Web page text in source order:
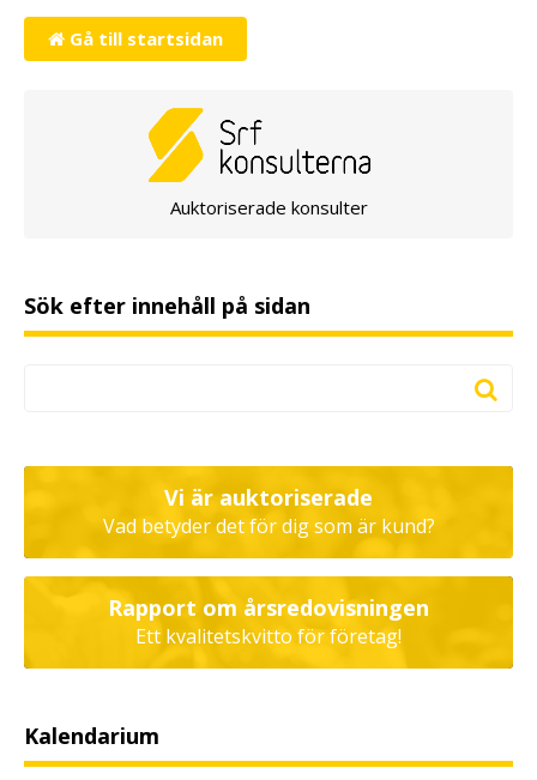
Gå till startsidan
Auktoriserade konsulter
Sök efter innehåll på sidan
Vi är auktoriserade
Vad betyder det för dig som är kund?
Rapport om årsredovisningen
Ett kvalitetskvitto för företag!
Kalendarium